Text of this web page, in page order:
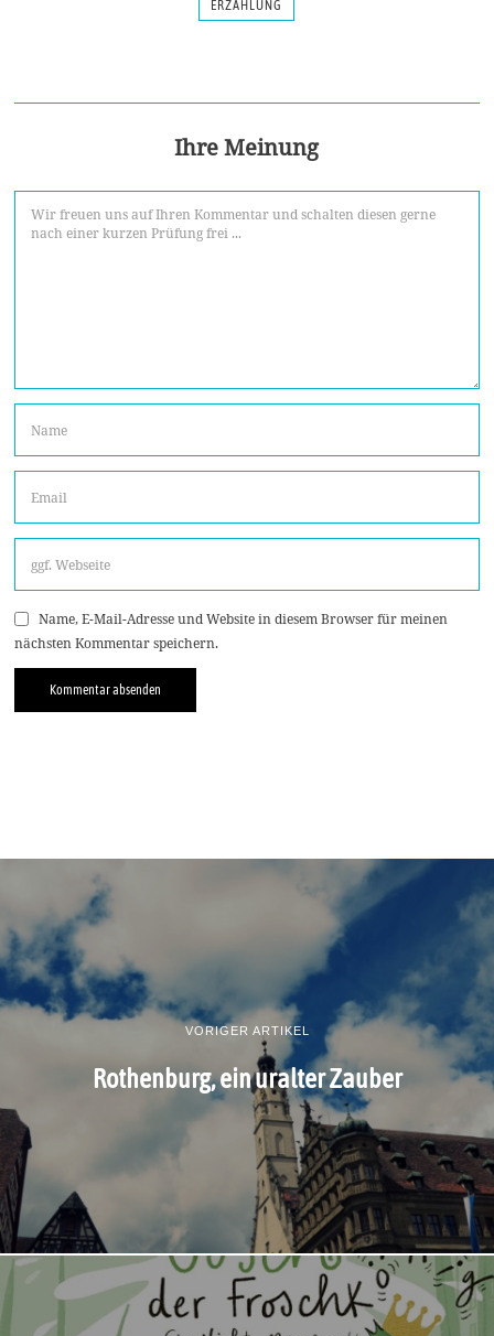
ERZÄHLUNG
Ihre Meinung
Name, E-Mail-Adresse und Website in diesem Browser für meinen
nächsten Kommentar speichern.
VORIGER ARTIKEL
Rothenburg, ein uralter Zauber